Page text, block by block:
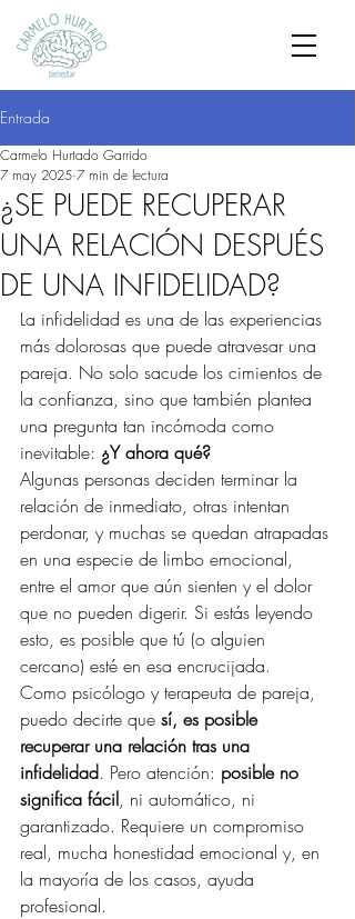
Entrada
¿SE PUEDE RECUPERAR
UNA RELACIÓN DESPUÉS
DE UNA INFIDELIDAD?
Carmelo Hurtado Garrido
7 may 2025 7 min de lectura
La infidelidad es una de las experiencias
más dolorosas que puede atravesar una
pareja. No solo sacude los cimientos de
la confianza, sino que también plantea
una pregunta tan incómoda como
inevitable: ¿Y ahora qué?
Algunas personas deciden terminar la
relación de inmediato, otras intentan
perdonar, y muchas se quedan atrapadas
en una especie de limbo emocional,
entre el amor que aún sienten y el dolor
que no pueden digerir. Si estás leyendo
esto, es posible que tú (o alguien
cercano) esté en esa encrucijada.
Como psicólogo y terapeuta de pareja,
puedo decirte que sí, es posible
recuperar una relación tras una
infidelidad. Pero atención: posible no
significa fácil, ni automático, ni
garantizado. Requiere un compromiso
real, mucha honestidad emocional y, en
la mayoría de los casos, ayuda
profesional.